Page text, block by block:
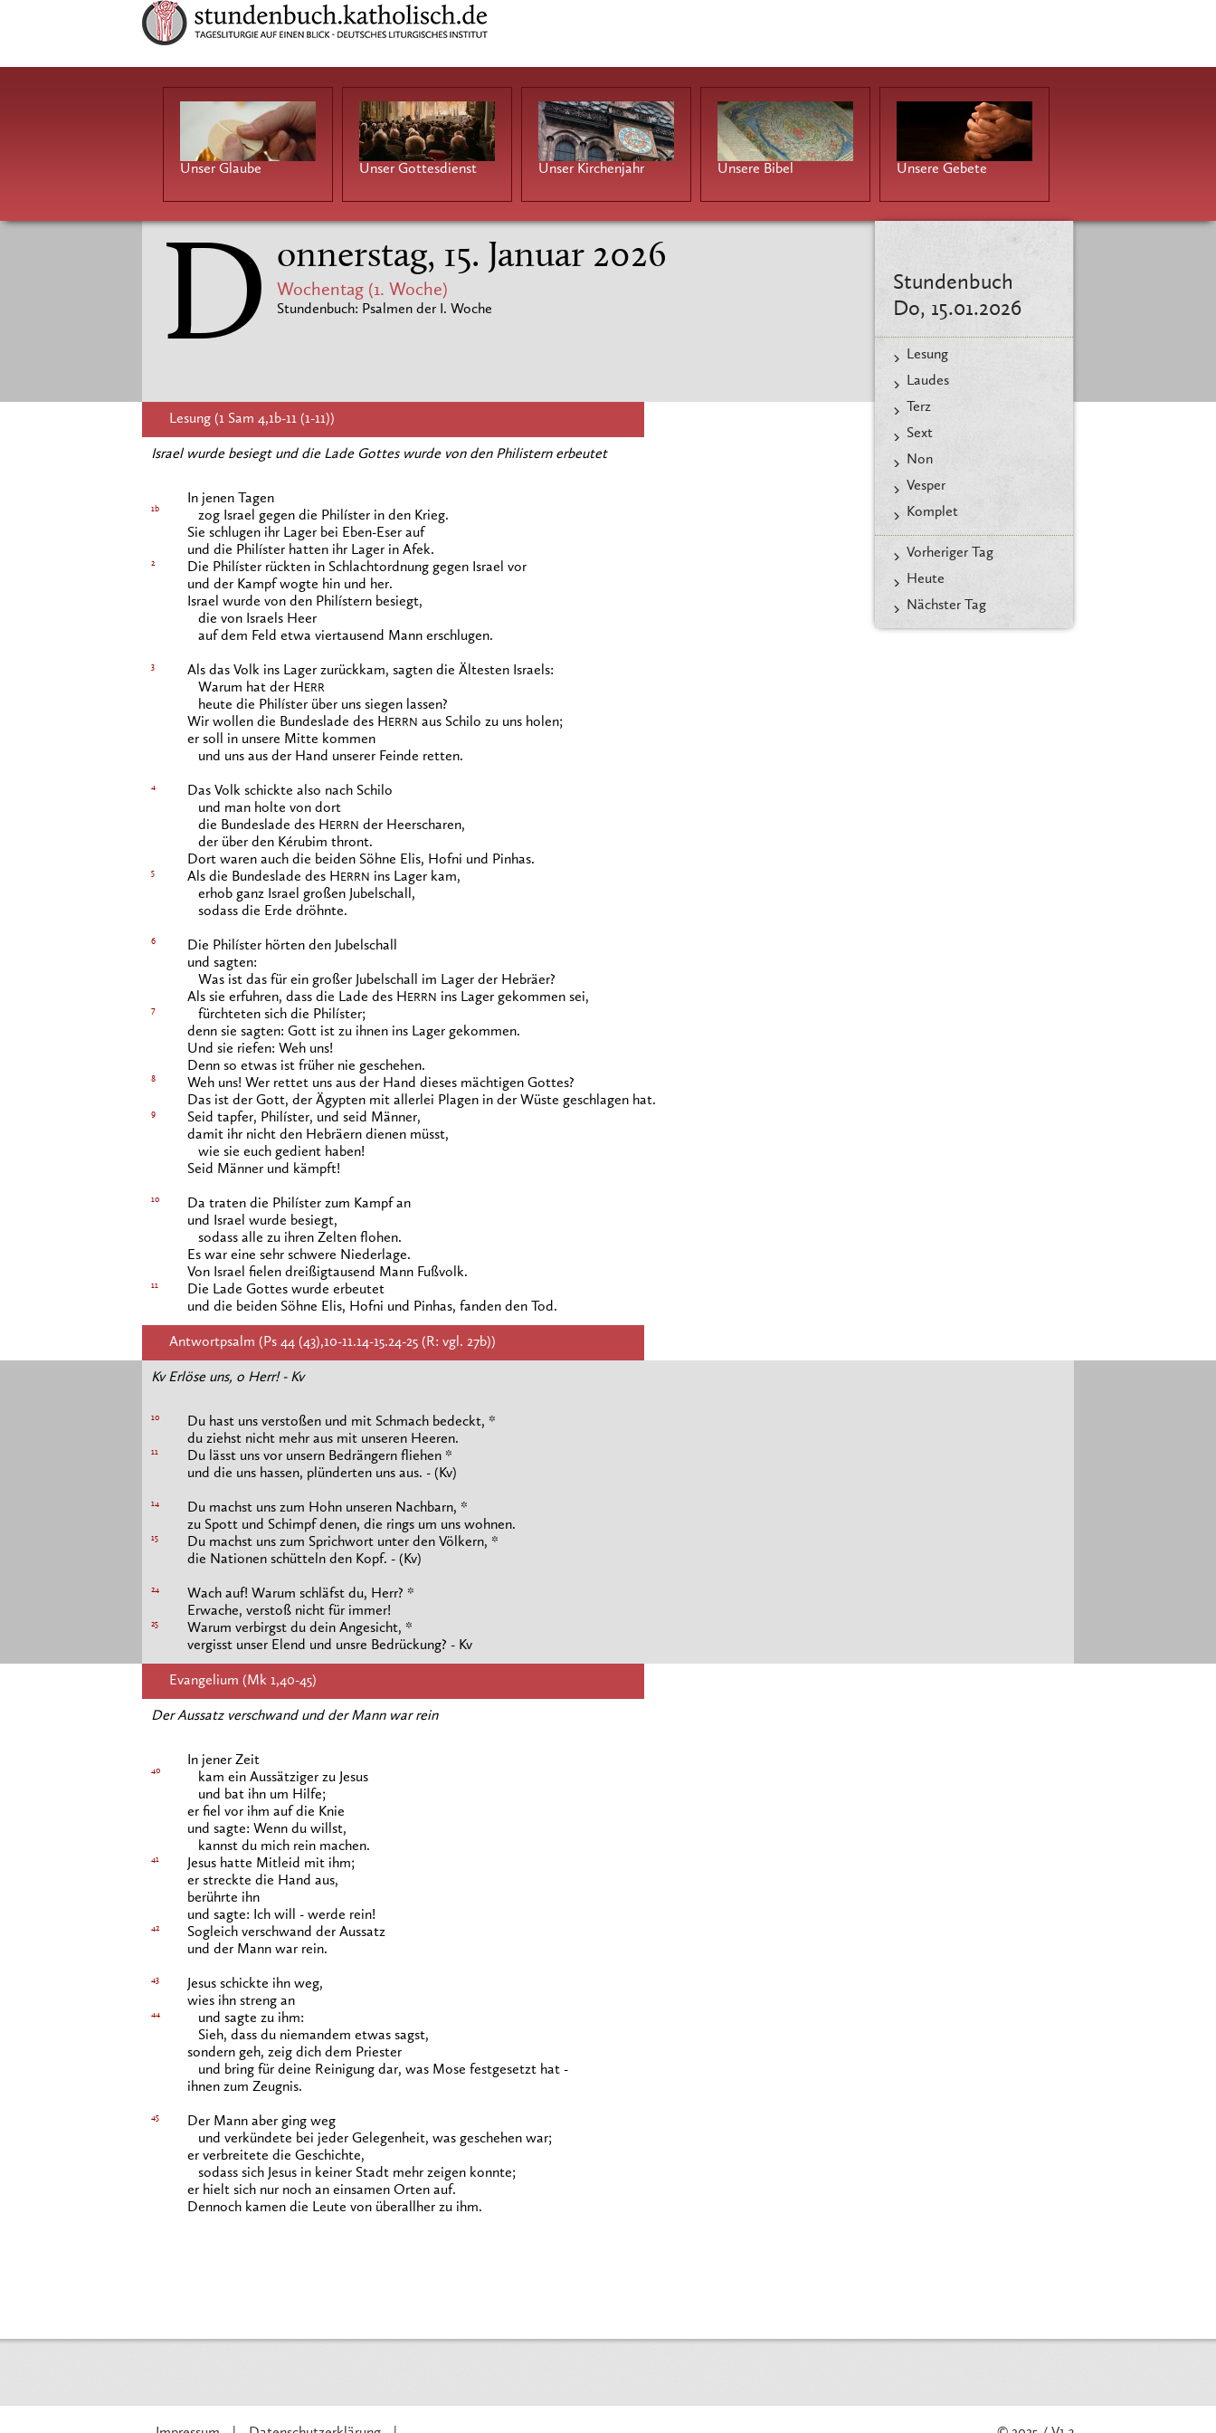
Unser Glaube Unser Gottesdienst Unser Kirchenjahr Unsere Bibel Unsere Gebete
Stundenbuch
Do, 15.01.2026
Lesung
Laudes
Terz
Sext
Non
Vesper
Komplet
Vorheriger Tag
Heute
Nächster Tag
D onnerstag, 15. Januar 2026
Wochentag (1. Woche)
Stundenbuch: Psalmen der I. Woche
Lesung (1 Sam 4,1b-11 (1-11))
Israel wurde besiegt und die Lade Gottes wurde von den Philistern erbeutet
1b
In jenen Tagen
zog Israel gegen die Philíster in den Krieg.
Sie schlugen ihr Lager bei Eben-Eser auf
und die Philíster hatten ihr Lager in Afek.
2
Die Philíster rückten in Schlachtordnung gegen Israel vor
und der Kampf wogte hin und her.
Israel wurde von den Philístern besiegt,
die von Israels Heer
auf dem Feld etwa viertausend Mann erschlugen.
3
Als das Volk ins Lager zurückkam, sagten die Ältesten Israels:
Warum hat der H ERR
heute die Philíster über uns siegen lassen?
Wir wollen die Bundeslade des H ERRN aus Schilo zu uns holen;
er soll in unsere Mitte kommen
und uns aus der Hand unserer Feinde retten.
4
Das Volk schickte also nach Schilo
und man holte von dort
die Bundeslade des H ERRN der Heerscharen,
der über den Kérubim thront.
Dort waren auch die beiden Söhne Elis, Hofni und Pinhas.
5 Als die Bundeslade des H ERRN ins Lager kam,
erhob ganz Israel großen Jubelschall,
sodass die Erde dröhnte.
6
Die Philíster hörten den Jubelschall
und sagten:
Was ist das für ein großer Jubelschall im Lager der Hebräer?
Als sie erfuhren, dass die Lade des H ERRN ins Lager gekommen sei,
7
fürchteten sich die Philíster;
denn sie sagten: Gott ist zu ihnen ins Lager gekommen.
Und sie riefen: Weh uns!
Denn so etwas ist früher nie geschehen.
8
Weh uns! Wer rettet uns aus der Hand dieses mächtigen Gottes?
Das ist der Gott, der Ägypten mit allerlei Plagen in der Wüste geschlagen hat.
9
Seid tapfer, Philíster, und seid Männer,
damit ihr nicht den Hebräern dienen müsst,
wie sie euch gedient haben!
Seid Männer und kämpft!
10
Da traten die Philíster zum Kampf an
und Israel wurde besiegt,
sodass alle zu ihren Zelten flohen.
Es war eine sehr schwere Niederlage.
Von Israel fielen dreißigtausend Mann Fußvolk.
11
Die Lade Gottes wurde erbeutet
und die beiden Söhne Elis, Hofni und Pinhas, fanden den Tod.
Antwortpsalm (Ps 44 (43),10-11.14-15.24-25 (R: vgl. 27b))
Kv Erlöse uns, o Herr! - Kv
10
Du hast uns verstoßen und mit Schmach bedeckt, *
du ziehst nicht mehr aus mit unseren Heeren.
11
Du lässt uns vor unsern Bedrängern fliehen *
und die uns hassen, plünderten uns aus. - (Kv)
14
Du machst uns zum Hohn unseren Nachbarn, *
zu Spott und Schimpf denen, die rings um uns wohnen.
15
Du machst uns zum Sprichwort unter den Völkern, *
die Nationen schütteln den Kopf. - (Kv)
24
Wach auf! Warum schläfst du, Herr? *
Erwache, verstoß nicht für immer!
25
Warum verbirgst du dein Angesicht, *
vergisst unser Elend und unsre Bedrückung? - Kv
Evangelium (Mk 1,40-45)
Der Aussatz verschwand und der Mann war rein
40
In jener Zeit
kam ein Aussätziger zu Jesus
und bat ihn um Hilfe;
er fiel vor ihm auf die Knie
und sagte: Wenn du willst,
kannst du mich rein machen.
41
Jesus hatte Mitleid mit ihm;
er streckte die Hand aus,
berührte ihn
und sagte: Ich will - werde rein!
42
Sogleich verschwand der Aussatz
und der Mann war rein.
43
Jesus schickte ihn weg,
wies ihn streng an
44
und sagte zu ihm:
Sieh, dass du niemandem etwas sagst,
sondern geh, zeig dich dem Priester
und bring für deine Reinigung dar, was Mose festgesetzt hat -
ihnen zum Zeugnis.
45
Der Mann aber ging weg
und verkündete bei jeder Gelegenheit, was geschehen war;
er verbreitete die Geschichte,
sodass sich Jesus in keiner Stadt mehr zeigen konnte;
er hielt sich nur noch an einsamen Orten auf.
Dennoch kamen die Leute von überallher zu ihm.